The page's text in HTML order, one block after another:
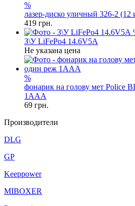
%
лазер-диско уличный 326-2 (12
419 грн.
З\У LiFePo4 14.6V5A
Не указана цена
%
фонарик на голову мет Police
1AAA
69 грн.
Производители
DLG
GP
Keeppower
MIBOXER